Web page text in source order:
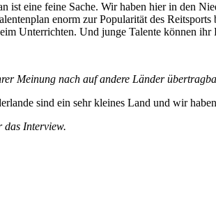
ist eine feine Sache. Wir haben hier in den
enorm zur Popularität des
Unterrichten. Und junge Talente können
Meinung nach auf andere Länder
sind ein sehr kleines Land und wir
Interview.